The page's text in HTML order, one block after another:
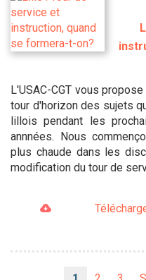
L'USAC-CGT vous
tour d'horizon des sujets
lillois pendant les
annnées. Nous
plus chaude dans les
modification du tour de